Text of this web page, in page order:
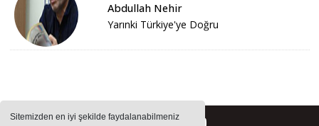
Sitemizden en iyi şekilde faydalanabilmeniz
Abdullah Nehir
Yarınki Türkiye'ye Doğru